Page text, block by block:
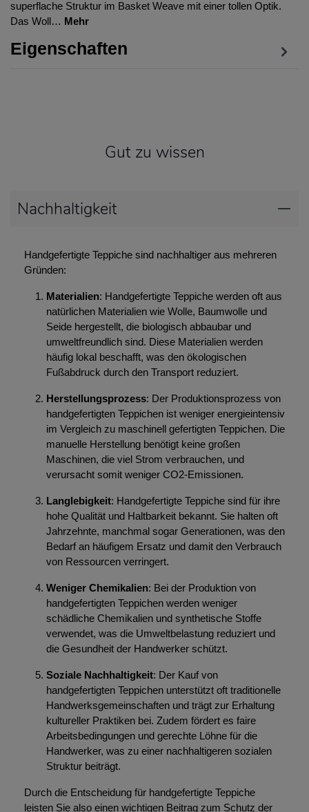
superflache Struktur im Basket Weave mit einer tollen Optik.
Das Woll… Mehr
Eigenschaften
Gut zu wissen
Nachhaltigkeit
Handgefertigte Teppiche sind nachhaltiger aus mehreren
Gründen:
Materialien: Handgefertigte Teppiche werden oft aus
natürlichen Materialien wie Wolle, Baumwolle und
Seide hergestellt, die biologisch abbaubar und
umweltfreundlich sind. Diese Materialien werden
häufig lokal beschafft, was den ökologischen
Fußabdruck durch den Transport reduziert.
Herstellungsprozess: Der Produktionsprozess von
handgefertigten Teppichen ist weniger energieintensiv
im Vergleich zu maschinell gefertigten Teppichen. Die
manuelle Herstellung benötigt keine großen
Maschinen, die viel Strom verbrauchen, und
verursacht somit weniger CO2-Emissionen.
Langlebigkeit: Handgefertigte Teppiche sind für ihre
hohe Qualität und Haltbarkeit bekannt. Sie halten oft
Jahrzehnte, manchmal sogar Generationen, was den
Bedarf an häufigem Ersatz und damit den Verbrauch
von Ressourcen verringert.
Weniger Chemikalien: Bei der Produktion von
handgefertigten Teppichen werden weniger
schädliche Chemikalien und synthetische Stoffe
verwendet, was die Umweltbelastung reduziert und
die Gesundheit der Handwerker schützt.
Soziale Nachhaltigkeit: Der Kauf von
handgefertigten Teppichen unterstützt oft traditionelle
Handwerksgemeinschaften und trägt zur Erhaltung
kultureller Praktiken bei. Zudem fördert es faire
Arbeitsbedingungen und gerechte Löhne für die
Handwerker, was zu einer nachhaltigeren sozialen
Struktur beiträgt.
Durch die Entscheidung für handgefertigte Teppiche
leisten Sie also einen wichtigen Beitrag zum Schutz der